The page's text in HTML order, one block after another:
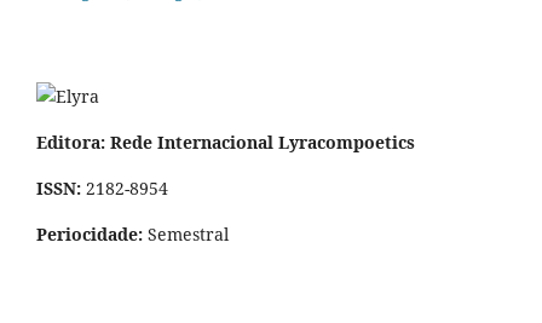
Editora: Rede Internacional Lyracompoetics
ISSN: 2182-8954
Periocidade: Semestral